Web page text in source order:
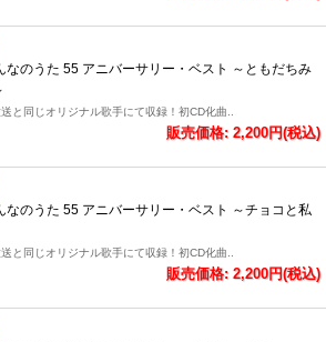
なのうた 55 アニバーサリー・ベスト ～ともだちみ
と同じオリジナル歌手にて収録！初CD化曲..
販売価格: 2,200円(税込)
なのうた 55 アニバーサリー・ベスト ～チョコと私
と同じオリジナル歌手にて収録！初CD化曲..
販売価格: 2,200円(税込)